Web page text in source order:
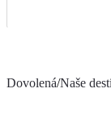
Dovolená/Naše